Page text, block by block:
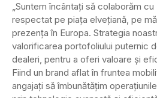
„Suntem încântați să colaborăm
respectat pe piața elvețiană, pe
prezența în Europa. Strategia
valorificarea portofoliului puternic
dealeri, pentru a oferi valoare și
Fiind un brand aflat în fruntea
angajați să îmbunătățim